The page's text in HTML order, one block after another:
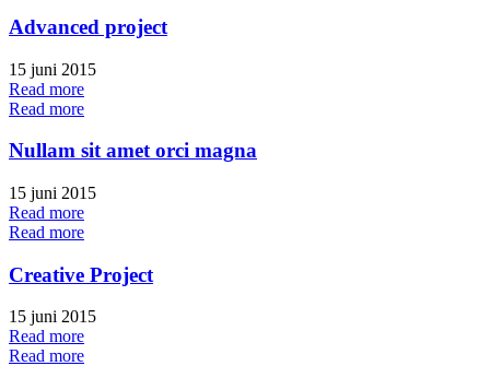
Advanced project
15 juni 2015
Read more
Read more
Nullam sit amet orci magna
15 juni 2015
Read more
Read more
Creative Project
15 juni 2015
Read more
Read more